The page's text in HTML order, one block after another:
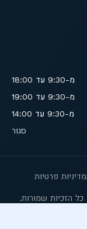
מ-9:30 עד 18:00
מ-9:30 עד 19:00
מ-9:30 עד 14:00
סגור
מדיניות פרטיות